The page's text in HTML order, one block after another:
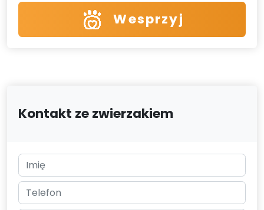
Wesprzyj
Kontakt ze zwierzakiem